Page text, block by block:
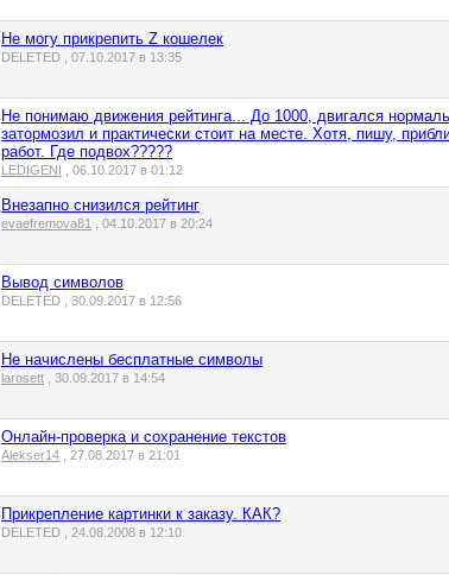
Не могу прикрепить Z кошелек
DELETED , 07.10.2017 в 13:35
Не понимаю движения рейтинга... До 1000, двигался
затормозил и практически стоит на месте. Хотя, пишу,
работ. Где подвох?????
LEDIGENI , 06.10.2017 в 01:12
Внезапно снизился рейтинг
evaefremova81 , 04.10.2017 в 20:24
Вывод символов
DELETED , 30.09.2017 в 12:56
Не начислены бесплатные символы
larosett , 30.09.2017 в 14:54
Онлайн-проверка и сохранение текстов
Alekser14 , 27.08.2017 в 21:01
Прикрепление картинки к заказу. КАК?
DELETED , 24.08.2008 в 12:10